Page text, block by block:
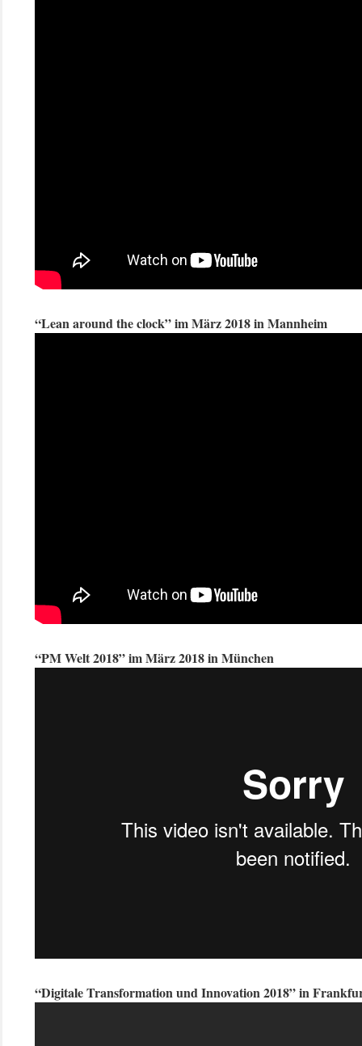
“Lean around the clock” im März 2018 in Mannheim
“PM Welt 2018” im März 2018 in München
“Digitale Transformation und Innovation 2018” in